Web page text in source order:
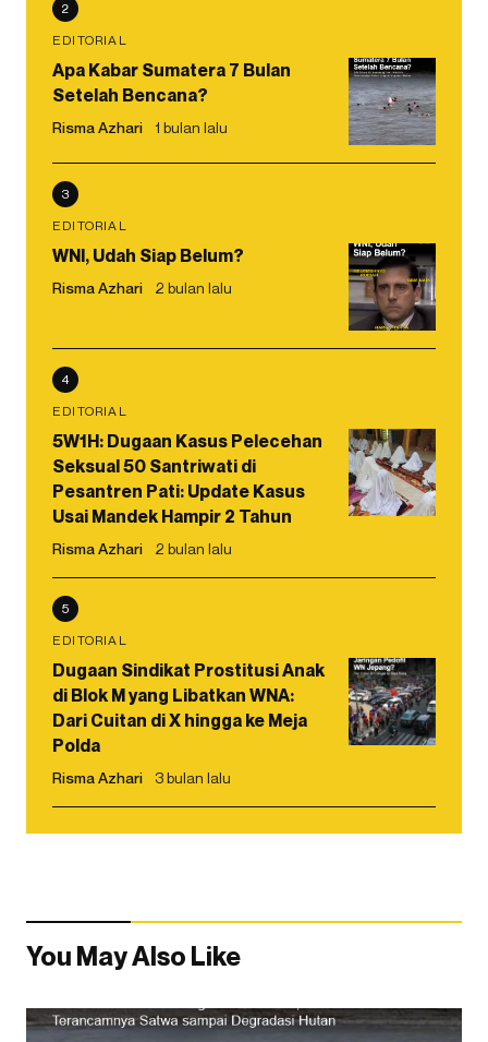
2
EDITORIAL
Apa Kabar Sumatera 7 Bulan
Setelah Bencana?
Risma Azhari 1 bulan lalu
3
EDITORIAL
WNI, Udah Siap Belum?
Risma Azhari 2 bulan lalu
4
EDITORIAL
5W1H: Dugaan Kasus Pelecehan
Seksual 50 Santriwati di
Pesantren Pati: Update Kasus
Usai Mandek Hampir 2 Tahun
Risma Azhari 2 bulan lalu
5
EDITORIAL
Dugaan Sindikat Prostitusi Anak
di Blok M yang Libatkan WNA:
Dari Cuitan di X hingga ke Meja
Polda
Risma Azhari 3 bulan lalu
You May Also Like